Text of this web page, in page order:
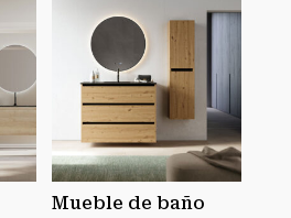
Mueble de baño